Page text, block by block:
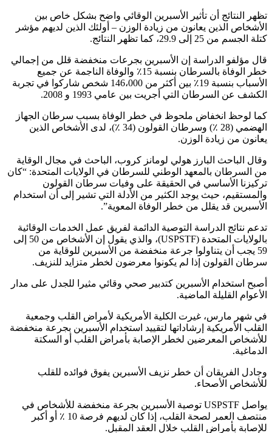
تظهر النتائج أن تأثير الأسبرين الوقائي واضح بشكل خاص بين
الأشخاص الذين يعانون من زيادة الوزن – أولئك الذين لديهم مؤشر
كتلة الجسم من 25 إلى 29.9، كما تظهر النتائج.
قال مؤلفو الدراسة إن الأسبرين بجرعات منخفضة قلل من إجمالي
خطر الوفاة بالسرطان بنسبة 15٪ والوفاة الناجمة عن جميع
الأسباب بنسبة 19٪ بين أكثر من 146،000 شخص شاركوا في تجربة
الكشف عن السرطان التي أجريت بين عامي 1993 و 2008.
كما لوحظ انخفاض ملحوظ في خطر الوفاة بسبب سرطان الجهاز
الهضمي (28 ٪) وسرطان القولون (34 ٪)، لدى الأشخاص الذين
يعانون من زيادة الوزن.
وقال الباحث البارز هولي لومانز كروب، الباحث في مجال الوقاية
من السرطان بالمعهد الوطني للسرطان في الولايات المتحدة: “كان
تركيزنا الأساسي في الحقيقة على وفيات سرطان القولون
والمستقيم، حيث يوجد الكثير من الأدلة التي تشير إلى أن استخدام
الأسبرين قد يقلل من خطر الوفاة المعوية”.
تدعم نتائج الدراسة التوصية الدائمة لفريق عمل الخدمات الوقائية
بالولايات المتحدة (USPSTF)، والذي يقول إن الأشخاص من 50 إلى
59 يجب أن يتناولوا جرعة منخفضة من الأسبرين للوقاية من
سرطان القولون إذا لم يكونوا معرضون لخطر متزايد للنزيف.
أصبح استخدام الأسبرين كتدبير صحي وقائي مثيرا للجدل على مدار
الأعوام القليلة الماضية.
في شهر مارس، غيرت الكلية الأمريكية لأمراض القلب وجمعية
القلب الأمريكية إرشاداتها لتقييد استخدام الأسبرين بجرعة منخفضة
للأشخاص المعرضين لخطر الإصابة بأمراض القلب أو السكتة
الدماغية.
وجادل الفريقان أن خطر نزيف الأسبرين يفوق فوائده للقلب
للأشخاص الأصحاء.
يواصل USPSTF توصية الأسبرين بجرعة منخفضة للأشخاص في
منتصف العمر لصحة القلب، إذا كان لديهم فرصة 10 ٪ أو أكبر
للإصابة بأمراض القلب خلال العقد المقبل.